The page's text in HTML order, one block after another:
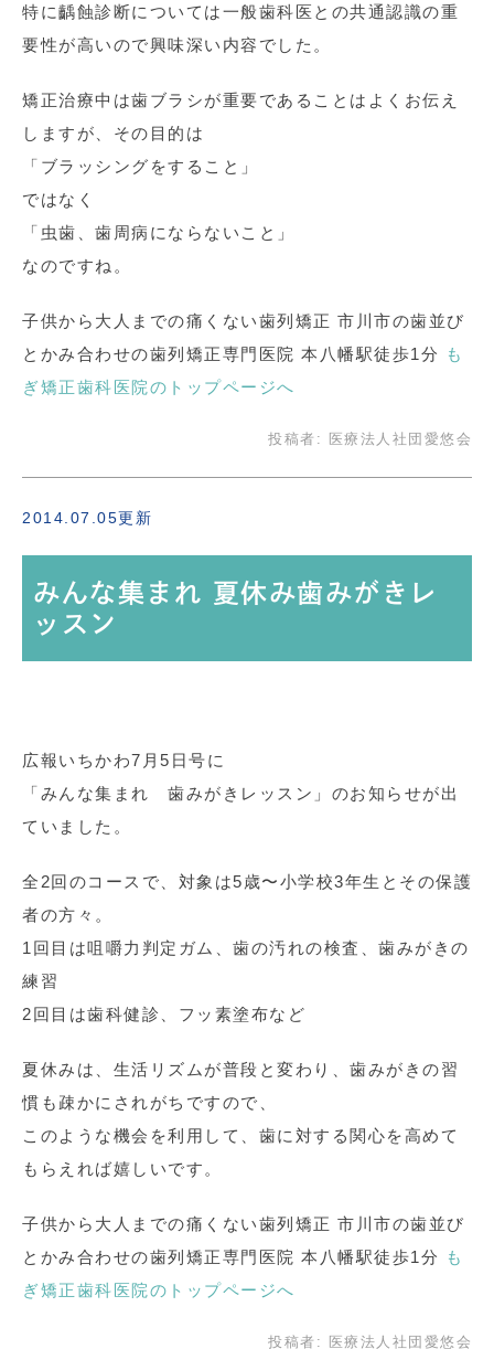
特に齲蝕診断については一般歯科医との共通認識の重
要性が高いので興味深い内容でした。
矯正治療中は歯ブラシが重要であることはよくお伝え
しますが、その目的は
「ブラッシングをすること」
ではなく
「虫歯、歯周病にならないこと」
なのですね。
子供から大人までの痛くない歯列矯正 市川市の歯並び
とかみ合わせの歯列矯正専門医院 本八幡駅徒歩1分
も
ぎ矯正歯科医院のトップページへ
投稿者: 医療法人社団愛悠会
2014.07.05更新
みんな集まれ 夏休み歯みがきレ
ッスン
広報いちかわ7月5日号に
「みんな集まれ 歯みがきレッスン」のお知らせが出
ていました。
全2回のコースで、対象は5歳〜小学校3年生とその保護
者の方々。
1回目は咀嚼力判定ガム、歯の汚れの検査、歯みがきの
練習
2回目は歯科健診、フッ素塗布など
夏休みは、生活リズムが普段と変わり、歯みがきの習
慣も疎かにされがちですので、
このような機会を利用して、歯に対する関心を高めて
もらえれば嬉しいです。
子供から大人までの痛くない歯列矯正 市川市の歯並び
とかみ合わせの歯列矯正専門医院 本八幡駅徒歩1分
も
ぎ矯正歯科医院のトップページへ
投稿者: 医療法人社団愛悠会